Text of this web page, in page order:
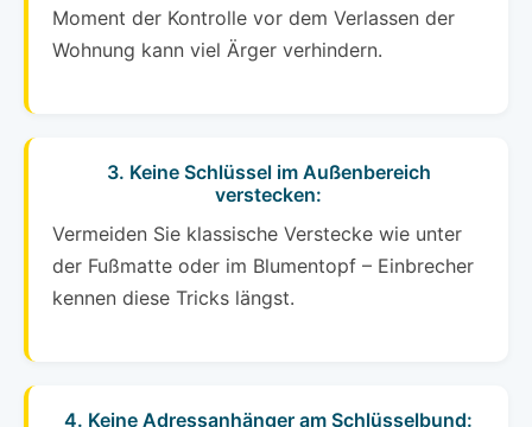
Moment der Kontrolle vor dem Verlassen der
Wohnung kann viel Ärger verhindern.
3. Keine Schlüssel im Außenbereich
verstecken:
Vermeiden Sie klassische Verstecke wie unter
der Fußmatte oder im Blumentopf – Einbrecher
kennen diese Tricks längst.
4. Keine Adressanhänger am Schlüsselbund: